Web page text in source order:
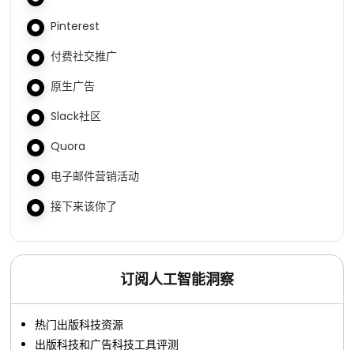
Pinterest
付费社交推广
原生广告
Slack社区
Quora
电子邮件营销活动
接下来该你了
订阅人工智能洞察
热门出版科技资源
出版科技和广告科技工具评测